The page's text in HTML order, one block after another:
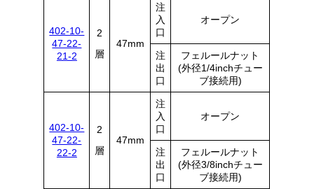
402-10-
47-22-
21-2
2
層
47mm
注
入
口
オープン
注
出
口
フェルールナット
(外径1/4inchチュー
ブ接続用)
402-10-
47-22-
22-2
2
層
47mm
注
入
口
オープン
注
出
口
フェルールナット
(外径3/8inchチュー
ブ接続用)